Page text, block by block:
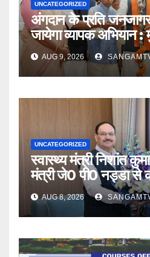
UNCATEGORIZED
अंगदान के प्रति
जायेगा व्यापक अभियान :
AUG 9, 2026
UNCATEGORIZED
स्वास्थ्य मंत्री निशांत
मंत्री जे0 पी0 नड्डा से
AUG 8, 2026